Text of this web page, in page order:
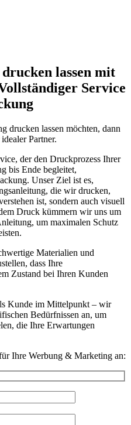
lassen mit
Service
drucken lassen möchten, dann
Partner.
der den Druckprozess Ihrer
bis Ende begleitet,
Unser Ziel ist es,
die wir drucken,
ist, sondern auch visuell
Druck kümmern wir uns um
um maximalen Schutz
Materialien und
dass Ihre
Zustand bei Ihren Kunden
Kunde im Mittelpunkt – wir
Bedürfnissen an, um
die Ihre Erwartungen
Ihre Werbung & Marketing an: